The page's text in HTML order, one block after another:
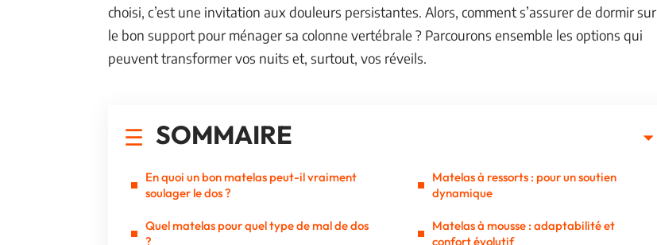
choisi, c’est une invitation aux douleurs persistantes. Alors, comment s’assurer de dormir sur
le bon support pour ménager sa colonne vertébrale ? Parcourons ensemble les options qui
peuvent transformer vos nuits et, surtout, vos réveils.
SOMMAIRE
En quoi un bon matelas peut-il vraiment
soulager le dos ?
Quel matelas pour quel type de mal de dos
?
Matelas à ressorts : pour un soutien
dynamique
Matelas à mousse : adaptabilité et
confort évolutif